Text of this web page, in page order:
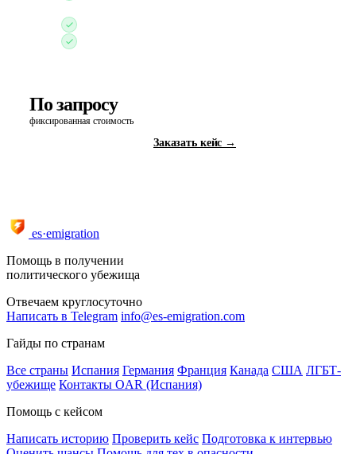
По запросу
фиксированная стоимость
Заказать кейс →
es·emigration
Помощь в получении
политического убежища
Отвечаем круглосуточно
Написать в Telegram info@es-emigration.com
Гайды по странам
Все страны Испания Германия Франция Канада США ЛГБТ-
убежище Контакты OAR (Испания)
Помощь с кейсом
Написать историю Проверить кейс Подготовка к интервью